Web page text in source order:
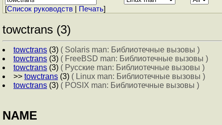
[Cписок руководств Печать]
towctrans (3)
towctrans (3) ( Solaris man: Библиотечные вызовы )
towctrans (3) ( FreeBSD man: Библиотечные вызовы )
towctrans (3) ( Русские man: Библиотечные вызовы )
>> towctrans (3) ( Linux man: Библиотечные вызовы )
towctrans (3) ( POSIX man: Библиотечные вызовы )
NAME